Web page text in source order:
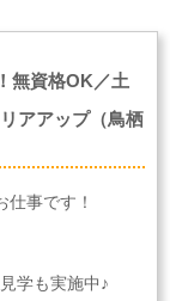
無資格OK／土
アアップ（鳥栖
事です！
学も実施中♪